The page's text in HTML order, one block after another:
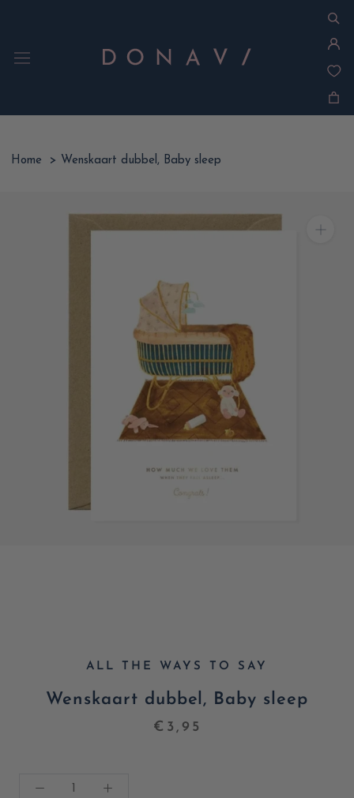
Ga
Home > Wenskaart dubbel, Baby sleep
ALL THE WAYS TO SAY
Wenskaart dubbel, Baby sleep
€3,95